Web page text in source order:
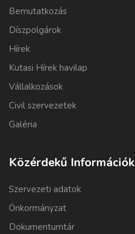
Bemutatkozás
Díszpolgárok
Hírek
Kutasi Hírek havilap
Vállalkozások
Civil szervezetek
Galéria
Közérdekű Információk
Szervezeti adatok
Önkormányzat
Dokumentumtár